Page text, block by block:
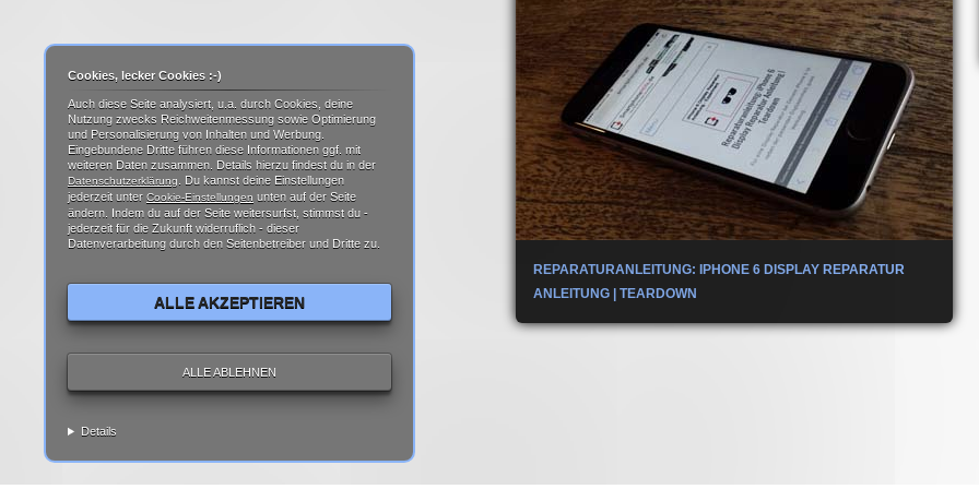
REPARATURANLEITUNG: IPHONE 6 DISPLAY REPARATUR
ANLEITUNG | TEARDOWN
Cookies, lecker Cookies :-)
Auch diese Seite analysiert, u.a. durch Cookies, deine
Nutzung zwecks Reichweitenmessung sowie Optimierung
und Personalisierung von Inhalten und Werbung.
Eingebundene Dritte führen diese Informationen ggf. mit
weiteren Daten zusammen. Details hierzu findest du in der
Datenschutzerklärung
. Du kannst deine Einstellungen
jederzeit unter Cookie-Einstellungen unten auf der Seite
ändern. Indem du auf der Seite weitersurfst, stimmst du -
jederzeit für die Zukunft widerruflich - dieser
Datenverarbeitung durch den Seitenbetreiber und Dritte zu.
ALLE AKZEPTIEREN
ALLE ABLEHNEN
Details